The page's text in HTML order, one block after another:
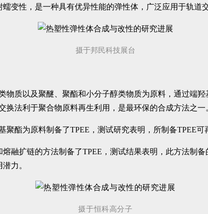
变性，是一种具有优异性能的弹性体，广泛应用于轨道
摄于邦民科技展台
物质以及聚醚、聚酯和小分子醇类物质为原料，通过端
法利于聚合物原料再生利用，是最环保的合成方法之一
酯为原料制备了TPEE，测试研究表明，所制备TPEE
融扩链的方法制备了TPEE，测试结果表明，此方法制
力。
摄于恒科高分子